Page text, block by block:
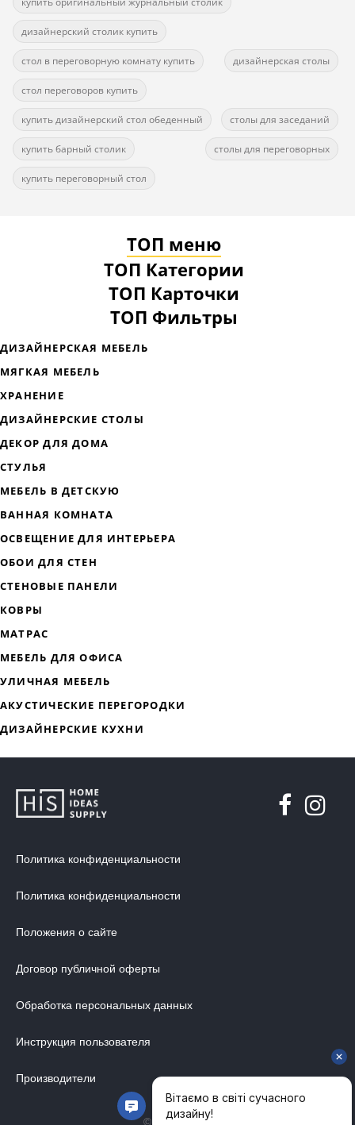
дизайнерский столик купить
стол в переговорную комнату купить дизайнерская столы
стол переговоров купить
купить дизайнерский стол обеденный столы для заседаний
купить барный столик столы для переговорных
купить переговорный стол
ТОП меню
ТОП Категории
ТОП Карточки
ТОП Фильтры
ДИЗАЙНЕРСКАЯ МЕБЕЛЬ
МЯГКАЯ МЕБЕЛЬ
ХРАНЕНИЕ
ДИЗАЙНЕРСКИЕ СТОЛЫ
МЕБЕЛЬ В ДЕТСКУЮ
ОБОИ ДЛЯ СТЕН
СТЕНОВЫЕ ПАНЕЛИ
МЕБЕЛЬ ДЛЯ ОФИСА
УЛИЧНАЯ МЕБЕЛЬ
Политика конфиденциальности
Политика конфиденциальности
Положения о сайте
Договор публичной оферты
Обработка персональных данных
Инструкция пользователя
Производители
© 2014-2026